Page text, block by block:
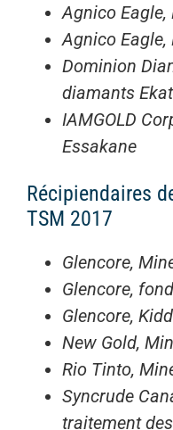
Agnico
Agnico Eagle,
Dominion
diamants
IAMGOLD
Essakane
Récipiendaires
TSM 2017
Glencore,
Glencore,
Glencore,
New Gold,
Rio Tinto,
Syncrude
traitement